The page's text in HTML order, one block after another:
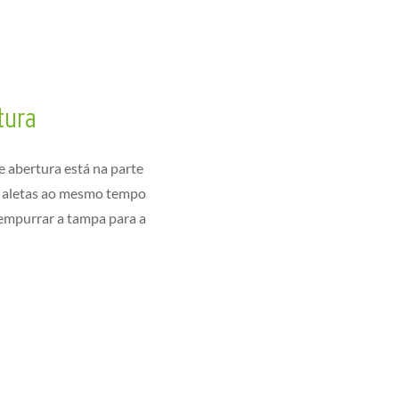
abertura está na parte
ao mesmo tempo
a tampa para a